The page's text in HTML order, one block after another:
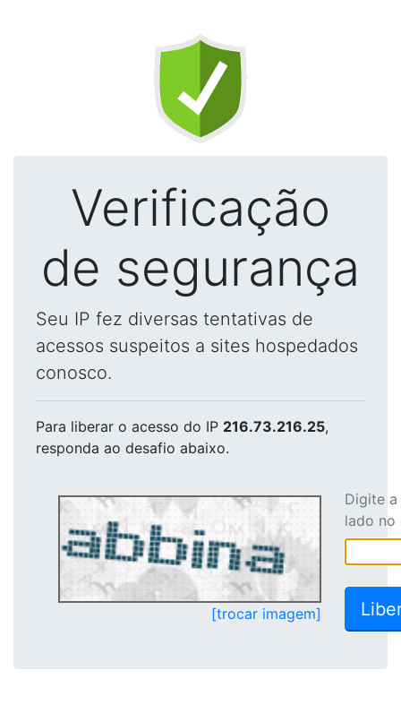
Verificação
de segurança
Seu IP fez diversas tentativas de
acessos suspeitos a sites hospedados
conosco.
Para liberar o acesso do IP 216.73.216.25,
responda ao desafio abaixo.
[trocar imagem]
Digite
lado no